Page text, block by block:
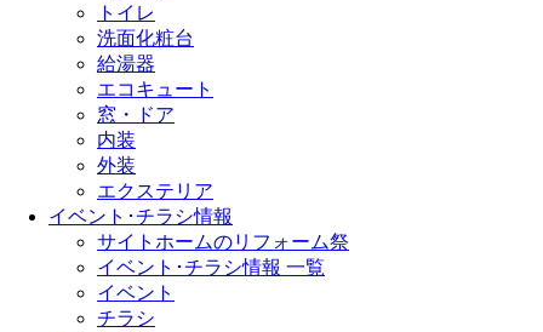
トイレ
洗面化粧台
給湯器
エコキュート
窓・ドア
内装
外装
エクステリア
イベント･チラシ情報
サイトホームのリフォーム祭
イベント･チラシ情報 一覧
イベント
チラシ